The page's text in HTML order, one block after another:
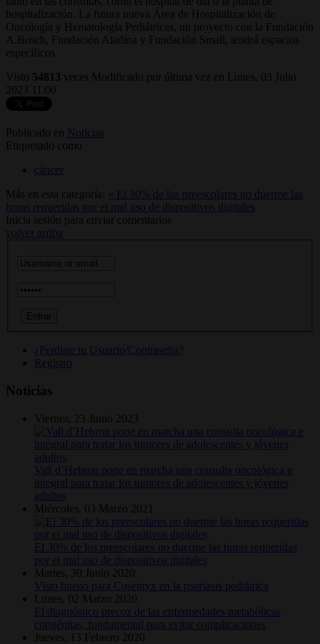
hospitalización. La futura nueva Área de Hospitalización de
Oncología y Hematología Pediátricas, un proyecto con la Fundación
A.Bosch, Fundación Aladina y Fundación Small, tendrá espacios
específicos
Visto 54813 veces Modificado por última vez en Lunes, 03 Julio
2023 11:00
Publicado en
Noticias
Etiquetado como
cáncer
Más en esta categoría: « El 30% de los preescolares no duerme las
horas requeridas por el mal uso de dispositivos digitales
Inicia sesión para enviar comentarios
volver arriba
¿Perdiste tu Usuario/Contraseña?
Registro
Noticias
Viernes, 23 Junio 2023
Vall d’Hebron pone en marcha una consulta oncológica e
integral para tratar los tumores de adolescentes y jóvenes
adultos
Miércoles, 03 Marzo 2021
El 30% de los preescolares no duerme las horas requeridas
por el mal uso de dispositivos digitales
Martes, 30 Junio 2020
Visto bueno para Cosentyx en la psoriasis pediátrica
Lunes, 02 Marzo 2020
El diagnóstico precoz de las enfermedades metabólicas
congénitas, fundamental para evitar complicaciones
Jueves, 13 Febrero 2020